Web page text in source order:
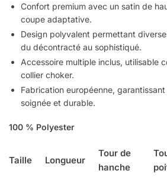
Confort premium avec un satin de
coupe adaptative.
Design polyvalent permettant
du décontracté au sophistiqué.
Accessoire multiple inclus, utilisable
collier choker.
Fabrication européenne,
soignée et durable.
100 % Polyester
Taille Longueur
Tour de
hanche